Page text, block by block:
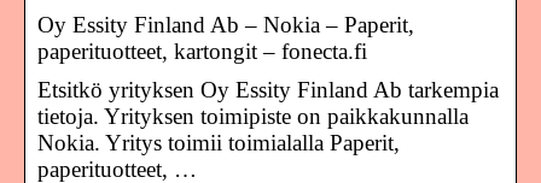
Oy Essity Finland Ab – Nokia – Paperit,
paperituotteet, kartongit – fonecta.fi
Etsitkö yrityksen Oy Essity Finland Ab tarkempia
tietoja. Yrityksen toimipiste on paikkakunnalla
Nokia. Yritys toimii toimialalla Paperit,
paperituotteet, …